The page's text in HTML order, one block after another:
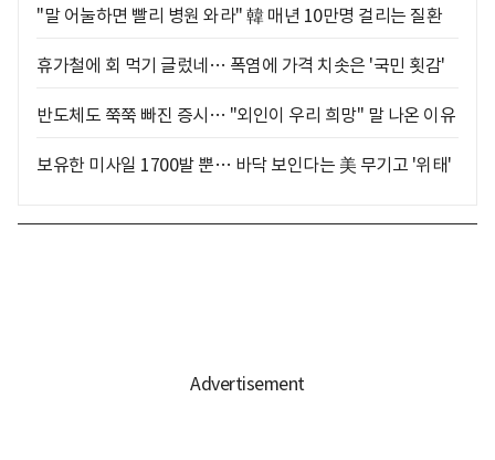
"말 어눌하면 빨리 병원 와라" 韓 매년 10만명 걸리는 질환
휴가철에 회 먹기 글렀네… 폭염에 가격 치솟은 '국민 횟감'
반도체도 쭉쭉 빠진 증시… "외인이 우리 희망" 말 나온 이유
보유한 미사일 1700발 뿐… 바닥 보인다는 美 무기고 '위태'